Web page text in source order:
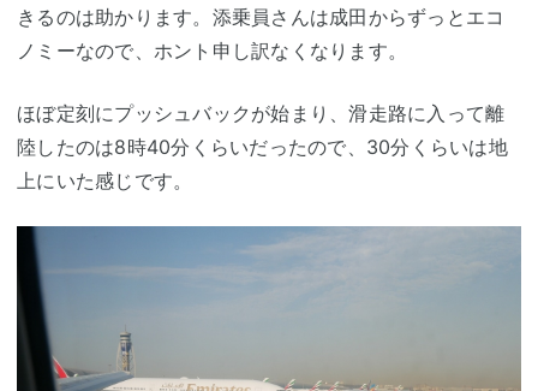
きるのは助かります。添乗員さんは成田からずっとエコ
ノミーなので、ホント申し訳なくなります。
ほぼ定刻にプッシュバックが始まり、滑走路に入って離
陸したのは8時40分くらいだったので、30分くらいは地
上にいた感じです。